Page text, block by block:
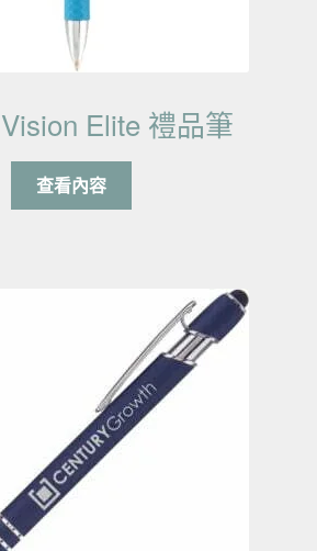
Elite 禮品筆
查看內容